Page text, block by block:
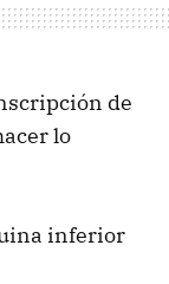
de
lo
inferior